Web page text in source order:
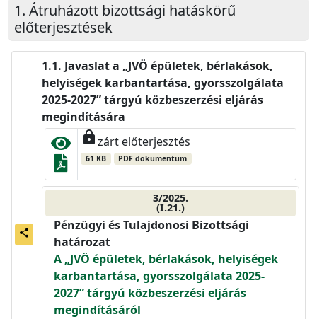
Átruházott bizottsági hatáskörű
előterjesztések
share
Javaslat a „JVÖ épületek, bérlakások,
helyiségek karbantartása, gyorsszolgálata
2025-2027” tárgyú közbeszerzési eljárás
megindítására
lockzárt előterjesztés
61 KB PDF dokumentum
3/2025.
(I.21.)
Pénzügyi és Tulajdonosi Bizottsági
határozat
A „JVÖ épületek, bérlakások, helyiségek
karbantartása, gyorsszolgálata 2025-
2027” tárgyú közbeszerzési eljárás
megindításáról